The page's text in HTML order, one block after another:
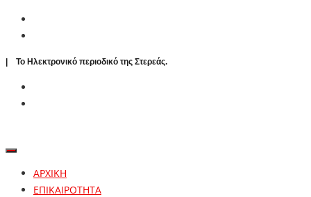
| To Ηλεκτρονικό περιοδικό της Στερεάς.
ΑΡΧΙΚΗ
ΕΠΙΚΑΙΡΟΤΗΤΑ